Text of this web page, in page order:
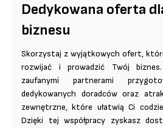
Dedykowana oferta
biznesu
Skorzystaj z wyjątkowych ofert,
rozwijać i prowadzić Twój
zaufanymi partnerami
dedykowanych doradców oraz
zewnętrzne, które ułatwią Ci
Dzięki tej współpracy zyskasz